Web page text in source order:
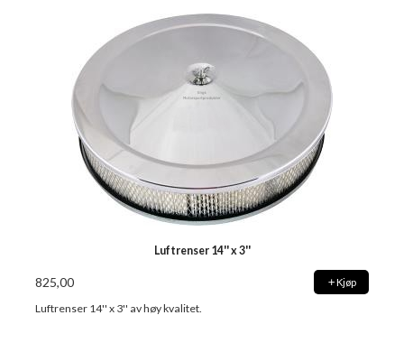
Luftrenser 14'' x 3''
825,00 Kjøp
Luftrenser 14'' x 3'' av høy kvalitet.